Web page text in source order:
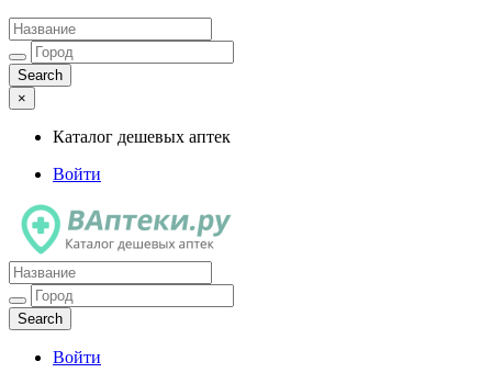
×
Каталог дешевых аптек
Войти
Каталог дешевых аптек
Войти